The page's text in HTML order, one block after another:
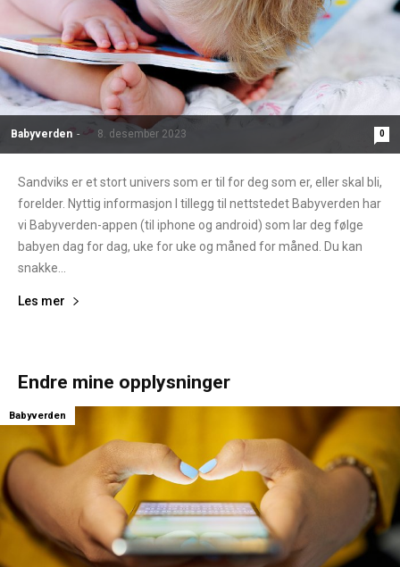
Babyverden - 8. desember 2023 0
Sandviks er et stort univers som er til for deg som er, eller skal bli,
forelder. Nyttig informasjon I tillegg til nettstedet Babyverden har
vi Babyverden-appen (til iphone og android) som lar deg følge
babyen dag for dag, uke for uke og måned for måned. Du kan
snakke...
Les mer
Endre mine opplysninger
Babyverden